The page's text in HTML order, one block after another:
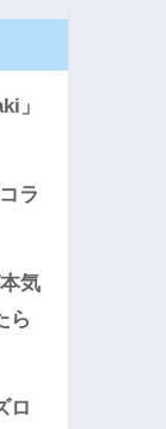
」
ラ
気
ら
ロ